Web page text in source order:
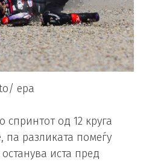
epa
од 12 круга
па разликата помеѓу
иста пред